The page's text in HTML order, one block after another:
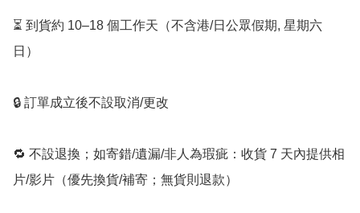
⏳ 到貨約 10–18 個工作天（不含港/日公眾假期, 星期六
日）
🔒 訂單成立後不設取消/更改
🔁 不設退換；如寄錯/遺漏/非人為瑕疵：收貨 7 天內提供相
片/影片（優先換貨/補寄；無貨則退款）